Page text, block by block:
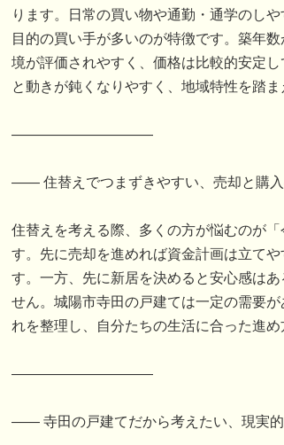
ります。日常の買い物や通勤・通学のし
目的の買い手が多いのが特徴です。築年
境が評価されやすく、価格は比較的安定
と動きが鈍くなりやすく、地域特性を踏
――――――――――
―― 住替えでつまずきやすい、売却と購
住替えを考える際、多くの方が悩むのが
す。先に売却を進めれば資金計画は立て
す。一方、先に新居を決めると安心感は
せん。城陽市寺田の戸建ては一定の需要
れを整理し、自分たちの生活に合った進め
――――――――――
―― 寺田の戸建てだから考えたい、現実